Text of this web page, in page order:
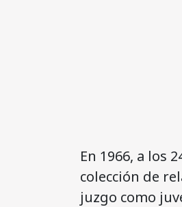
En 1966, a los
colección de
juzgo como